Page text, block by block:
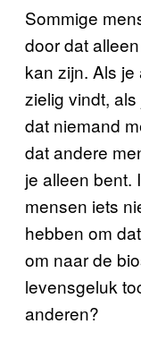
Sommige
door dat
kan zijn. Als
zielig vindt,
dat niemand
dat andere
je alleen bent.
mensen iets
hebben om
om naar de
levensgeluk
anderen?